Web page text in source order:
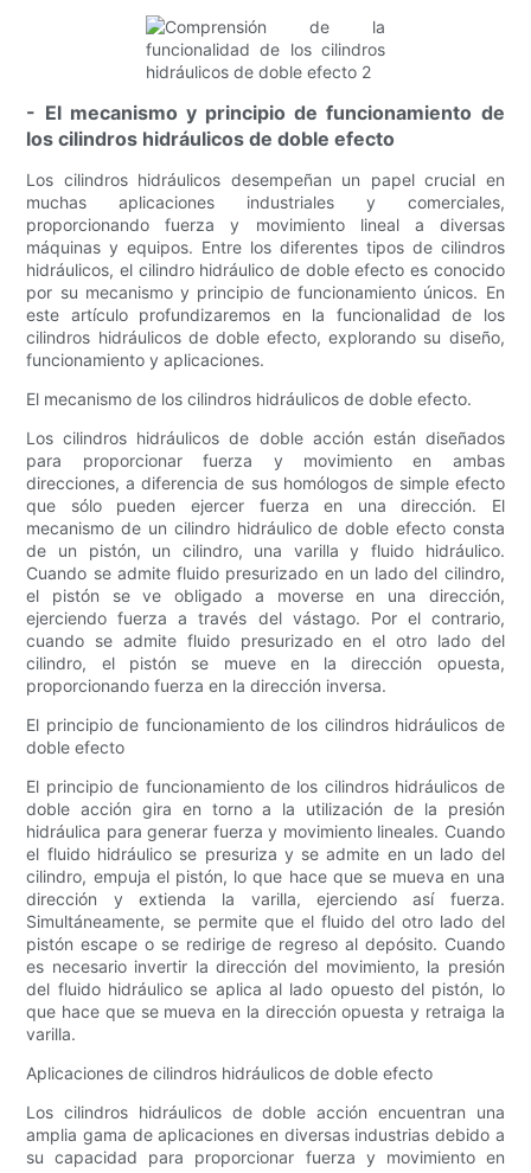
- El mecanismo y principio de funcionamiento de
los cilindros hidráulicos de doble efecto
Los cilindros hidráulicos desempeñan un papel crucial en
muchas aplicaciones industriales y comerciales,
proporcionando fuerza y ​​movimiento lineal a diversas
máquinas y equipos. Entre los diferentes tipos de cilindros
hidráulicos, el cilindro hidráulico de doble efecto es conocido
por su mecanismo y principio de funcionamiento únicos. En
este artículo profundizaremos en la funcionalidad de los
cilindros hidráulicos de doble efecto, explorando su diseño,
funcionamiento y aplicaciones.
El mecanismo de los cilindros hidráulicos de doble efecto.
Los cilindros hidráulicos de doble acción están diseñados
para proporcionar fuerza y ​​movimiento en ambas
direcciones, a diferencia de sus homólogos de simple efecto
que sólo pueden ejercer fuerza en una dirección. El
mecanismo de un cilindro hidráulico de doble efecto consta
de un pistón, un cilindro, una varilla y fluido hidráulico.
Cuando se admite fluido presurizado en un lado del cilindro,
el pistón se ve obligado a moverse en una dirección,
ejerciendo fuerza a través del vástago. Por el contrario,
cuando se admite fluido presurizado en el otro lado del
cilindro, el pistón se mueve en la dirección opuesta,
proporcionando fuerza en la dirección inversa.
El principio de funcionamiento de los cilindros hidráulicos de
doble efecto
El principio de funcionamiento de los cilindros hidráulicos de
doble acción gira en torno a la utilización de la presión
hidráulica para generar fuerza y ​​movimiento lineales. Cuando
el fluido hidráulico se presuriza y se admite en un lado del
cilindro, empuja el pistón, lo que hace que se mueva en una
dirección y extienda la varilla, ejerciendo así fuerza.
Simultáneamente, se permite que el fluido del otro lado del
pistón escape o se redirige de regreso al depósito. Cuando
es necesario invertir la dirección del movimiento, la presión
del fluido hidráulico se aplica al lado opuesto del pistón, lo
que hace que se mueva en la dirección opuesta y retraiga la
varilla.
Aplicaciones de cilindros hidráulicos de doble efecto
Los cilindros hidráulicos de doble acción encuentran una
amplia gama de aplicaciones en diversas industrias debido a
su capacidad para proporcionar fuerza y ​​movimiento en